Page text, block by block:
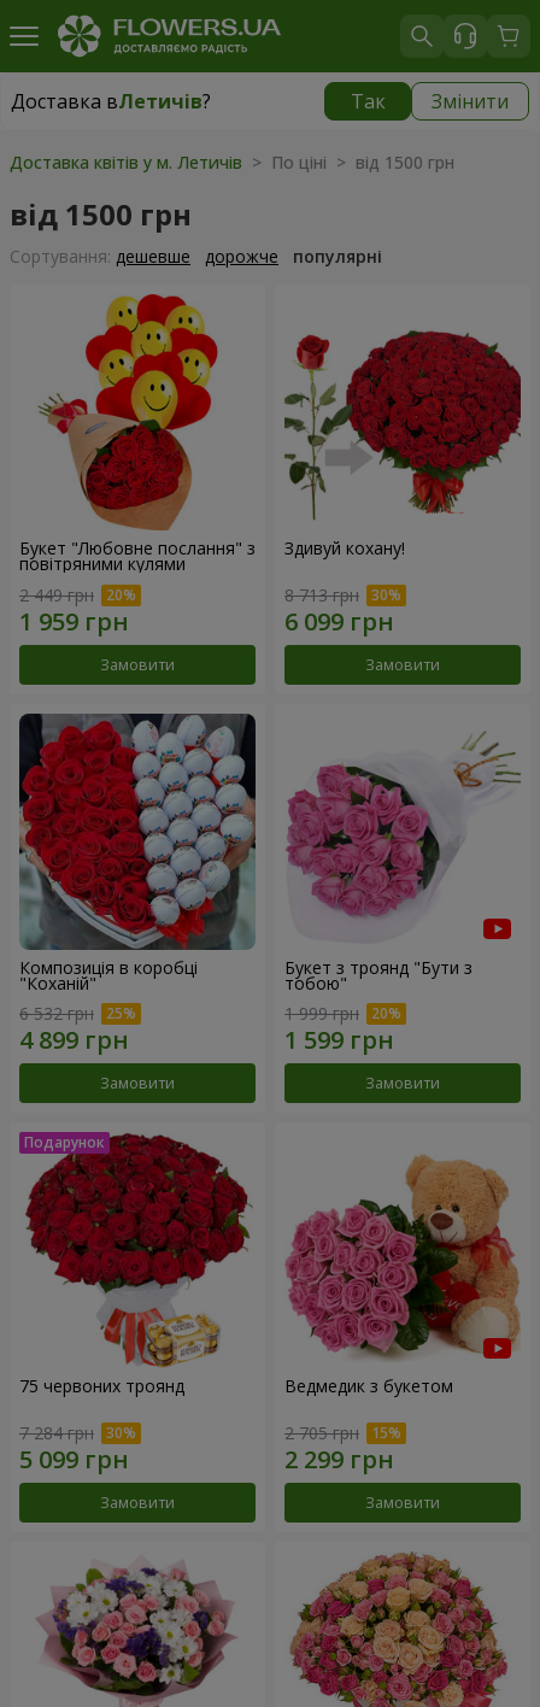
Доставка вЛетичів? Так Змінити
Доставка вЛетичів|
Доставка квітів у м. Летичів > По ціні > від 1500 грн
від 1500 грн
Сортування: дешевше дорожче популярні
Букет "Любовне послання" з
повітряними кулями
2 449 грн
Замовити
Здивуй кохану!
8 713 грн
Замовити
Композиція в коробці
"Коханій"
6 532 грн
Замовити
Букет з троянд "Бути з
тобою"
1 999 грн
Замовити
75 червоних троянд
7 284 грн
Замовити
Ведмедик з букетом
2 705 грн
Замовити